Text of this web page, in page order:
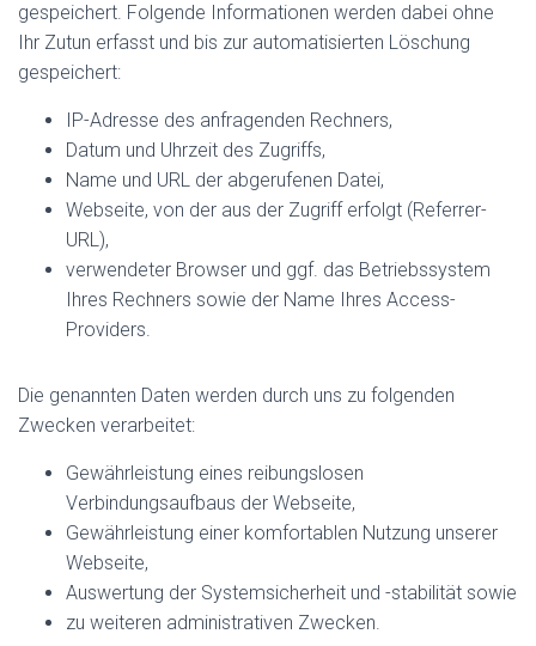
gespeichert. Folgende Informationen werden dabei ohne
Ihr Zutun erfasst und bis zur automatisierten Löschung
gespeichert:
IP-Adresse des anfragenden Rechners,
Datum und Uhrzeit des Zugriffs,
Name und URL der abgerufenen Datei,
Webseite, von der aus der Zugriff erfolgt (Referrer-
URL),
verwendeter Browser und ggf. das Betriebssystem
Ihres Rechners sowie der Name Ihres Access-
Providers.
Die genannten Daten werden durch uns zu folgenden
Zwecken verarbeitet:
Gewährleistung eines reibungslosen
Verbindungsaufbaus der Webseite,
Gewährleistung einer komfortablen Nutzung unserer
Webseite,
Auswertung der Systemsicherheit und -stabilität sowie
zu weiteren administrativen Zwecken.